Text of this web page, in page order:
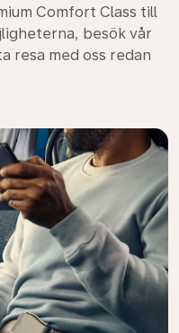
Comfort Class till
besök vår
resa med oss redan